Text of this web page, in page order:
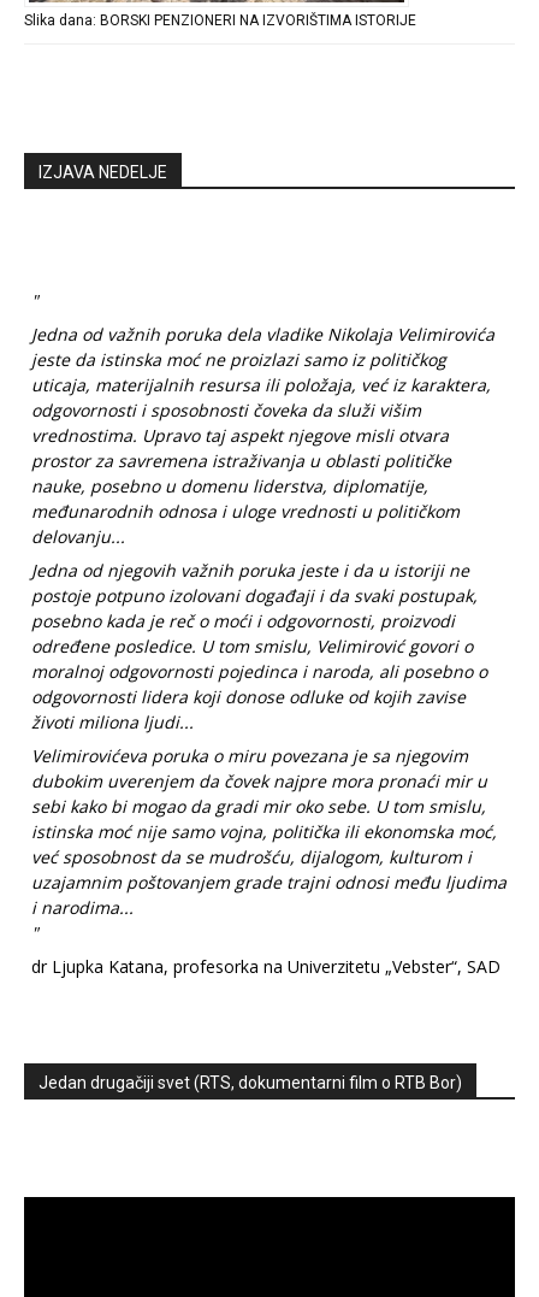
Slika dana: BORSKI PENZIONERI NA IZVORIŠTIMA ISTORIJE
IZJAVA NEDELJE
"
Jedna od važnih poruka dela vladike Nikolaja Velimirovića
jeste da istinska moć ne proizlazi samo iz političkog
uticaja, materijalnih resursa ili položaja, već iz karaktera,
odgovornosti i sposobnosti čoveka da služi višim
vrednostima. Upravo taj aspekt njegove misli otvara
prostor za savremena istraživanja u oblasti političke
nauke, posebno u domenu liderstva, diplomatije,
međunarodnih odnosa i uloge vrednosti u političkom
delovanju...
Jedna od njegovih važnih poruka jeste i da u istoriji ne
postoje potpuno izolovani događaji i da svaki postupak,
posebno kada je reč o moći i odgovornosti, proizvodi
određene posledice. U tom smislu, Velimirović govori o
moralnoj odgovornosti pojedinca i naroda, ali posebno o
odgovornosti lidera koji donose odluke od kojih zavise
životi miliona ljudi...
Velimirovićeva poruka o miru povezana je sa njegovim
dubokim uverenjem da čovek najpre mora pronaći mir u
sebi kako bi mogao da gradi mir oko sebe. U tom smislu,
istinska moć nije samo vojna, politička ili ekonomska moć,
već sposobnost da se mudrošću, dijalogom, kulturom i
uzajamnim poštovanjem grade trajni odnosi među ljudima
i narodima...
"
dr Ljupka Katana, profesorka na Univerzitetu „Vebster“, SAD
Jedan drugačiji svet (RTS, dokumentarni film o RTB Bor)